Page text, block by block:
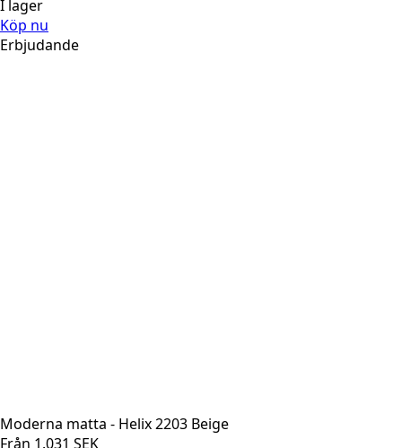
I lager
Köp nu
Erbjudande
Moderna matta - Helix 2203 Beige
Från 1.031 SEK